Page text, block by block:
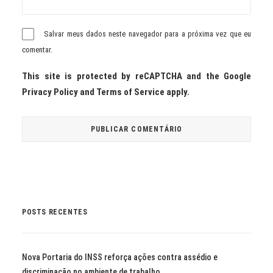
Salvar meus dados neste navegador para a próxima vez que eu
comentar.
This site is protected by reCAPTCHA and the Google
Privacy Policy and Terms of Service apply.
POSTS RECENTES
Nova Portaria do INSS reforça ações contra assédio e